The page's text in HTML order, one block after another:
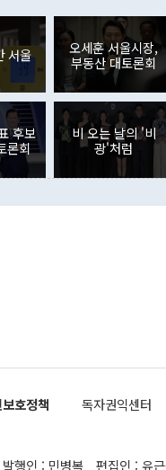
토크에서 열리는 '동방경
) 검토하고 있다"고 발
라며 "아직 거기까지 진
개한 대북 구상과 설명은
다. 특히 주적 표현 대체
등은 통일부 장관이 결
다. 이 대통령은 정 장관
했다고 승인난 건 아니다
의 발언 내용은 대부분
닌 정 장관의 개인적 생
식 정책이 아닌 사안을 추
국군통수권자가 나서야
화를 공식적으로 요구
. 1994년 북·미 제네바
관료는 "모든 북핵 협상
만달러)을 넘어선 것이
만달러, 외국인의 국내
서는 외국인의 국내 주
차익실현 매도 등의 영향
만달러)에 이어 역대
채권투자는 세계국채지
로 증가 폭이 줄어든 52
자는 주식을 중심으로
서울
오세훈 서울시장,
부동산 대토론회
후보
론회
비 오는 날의 '비
광'처럼
호정책 독자권익센터
발행인 : 민병복 편집인 : 유